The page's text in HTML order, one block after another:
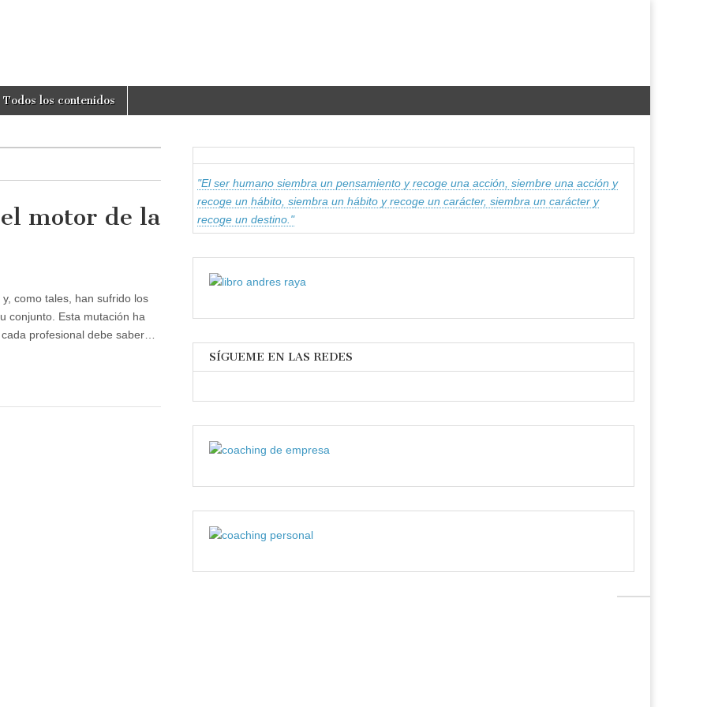
Todos los contenidos
motor de la
como tales, han sufrido los
conjunto. Esta mutación ha
profesional debe saber…
"El ser humano siembra un pensamiento y recoge una acción, siembre una acción y
recoge un hábito, siembra un hábito y recoge un carácter, siembra un carácter y
recoge un destino."
SÍGUEME EN LAS REDES